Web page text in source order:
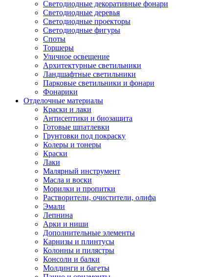
Светодиодные декоративные фонари
Светодиодные деревья
Светодиодные проекторы
Светодиодные фигуры
Споты
Торшеры
Уличное освещение
Архитектурные светильники
Ландшафтные светильники
Парковые светильники и фонари
Фонарики
Отделочные материалы
Краски и лаки
Антисептики и биозащита
Готовые шпатлевки
Грунтовки под покраску
Колеры и тонеры
Краски
Лаки
Малярный инструмент
Масла и воски
Морилки и пропитки
Растворители, очистители, олифа
Эмали
Лепнина
Арки и ниши
Дополнительные элементы
Карнизы и плинтусы
Колонны и пилястры
Консоли и балки
Молдинги и багеты